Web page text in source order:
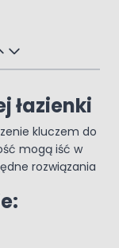
łazienki
kluczem do
mogą iść w
rozwiązania